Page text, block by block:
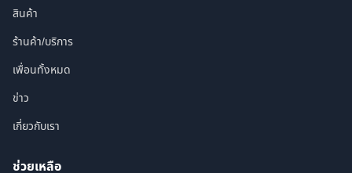
สินค้า
ร้านค้า/บริการ
เพื่อนทั้งหมด
ข่าว
เกี่ยวกับเรา
ช่วยเหลือ